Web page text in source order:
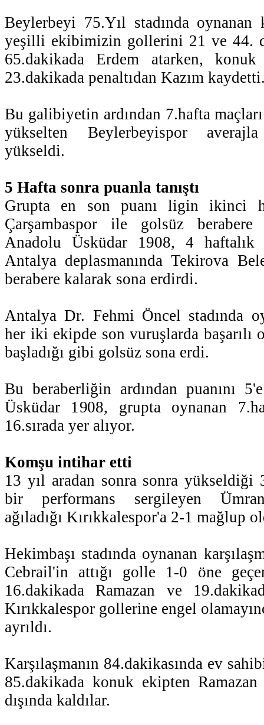
Beylerbeyi 75.Yıl stadında oynanan
yeşilli ekibimizin gollerini 21 ve 44.
65.dakikada Erdem atarken,
23.dakikada penaltıdan Kazım
Bu galibiyetin ardından 7.hafta
yükselten Beylerbeyispor
yükseldi.
5 Hafta sonra puanla tanıştı
Grupta en son puanı ligin ikinci
Çarşambaspor ile golsüz
Anadolu Üsküdar 1908, 4 haftalık
Antalya deplasmanında Tekirova
berabere kalarak sona erdirdi.
Antalya Dr. Fehmi Öncel stadında
her iki ekipde son vuruşlarda başarılı
başladığı gibi golsüz sona erdi.
Bu beraberliğin ardından puanını
Üsküdar 1908, grupta oynanan
16.sırada yer alıyor.
Komşu intihar etti
13 yıl aradan sonra sonra yükseldiği
bir performans sergileyen
ağıladığı Kırıkkalespor'a 2-1 mağlup
Hekimbaşı stadında oynanan
Cebrail'in attığı golle 1-0 öne geçen
16.dakikada Ramazan ve
Kırıkkalespor gollerine engel
ayrıldı.
Karşılaşmanın 84.dakikasında ev
85.dakikada konuk ekipten Ramazan
dışında kaldılar.